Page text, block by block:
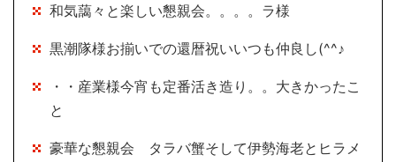
和気藹々と楽しい懇親会。。。。ラ様
黒潮隊様お揃いでの還暦祝いいつも仲良し(^^♪
・・産業様今宵も定番活き造り。。大きかったこ
と
豪華な懇親会 タラバ蟹そして伊勢海老とヒラメ